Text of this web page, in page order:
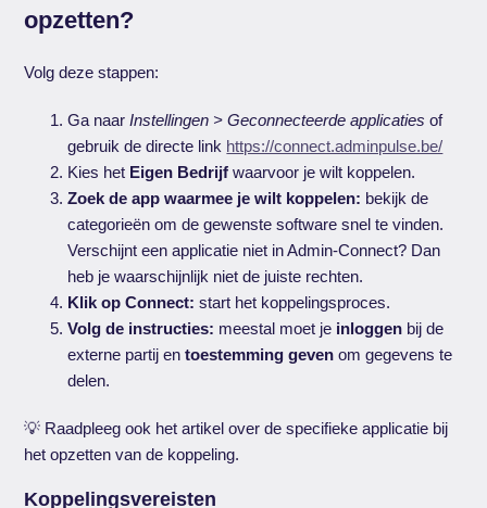
opzetten?
Volg deze stappen:
Ga naarInstellingen > Geconnecteerde applicaties of
gebruik de directe link https://connect.adminpulse.be/
Kies het Eigen Bedrijf waarvoor je wilt koppelen.
Zoek de app waarmee je wilt koppelen: bekijk de
categorieën om de gewenste software snel te vinden.
Verschijnt een applicatie niet in Admin-Connect? Dan
heb je waarschijnlijk niet de juiste rechten.
Klik op Connect: start het koppelingsproces.
Volg de instructies: meestal moet je inloggen bij de
externe partij entoestemming geven om gegevens te
delen.
💡 Raadpleeg ook het artikel over de specifieke applicatie bij
het opzetten van de koppeling.
Koppelingsvereisten